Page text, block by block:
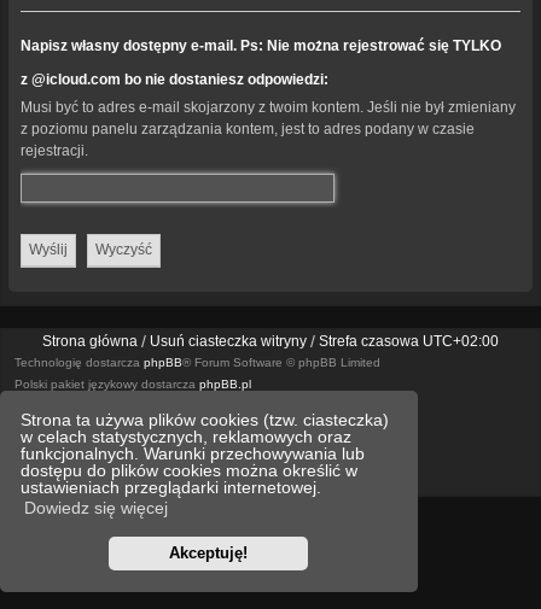
Strona ta używa plików cookies (tzw. ciasteczka)
w celach statystycznych, reklamowych oraz
funkcjonalnych. Warunki przechowywania lub
dostępu do plików cookies można określić w
ustawieniach przeglądarki internetowej.
Dowiedz się więcej
Akceptuję!
Napisz własny dostępny e-mail. Ps: Nie można rejestrować się TYLKO
z @icloud.com bo nie dostaniesz odpowiedzi:
Musi być to adres e-mail skojarzony z twoim kontem. Jeśli nie był zmieniany
z poziomu panelu zarządzania kontem, jest to adres podany w czasie
rejestracji.
Strona główna Usuń ciasteczka witryny Strefa czasowa UTC+02:00
Technologię dostarcza phpBB® Forum Software © phpBB Limited
Polski pakiet językowy dostarcza phpBB.pl
Optimized by:phpBB SEO
Zasady ochrony danych osobowych Regulamin